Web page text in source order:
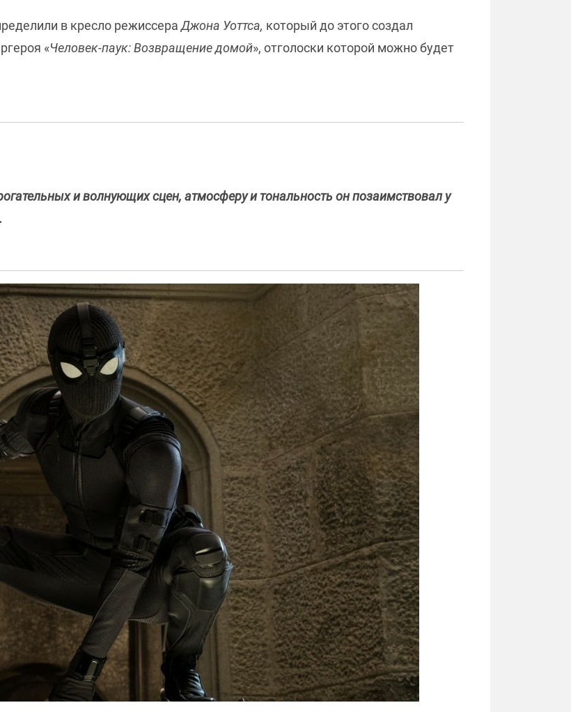
в кресло режиссераДжона Уоттса, который до этого создал
«Человек-паук: Возвращение домой», отголоски которой можно будет
и волнующих сцен, атмосферу и тональность он позаимствовал у